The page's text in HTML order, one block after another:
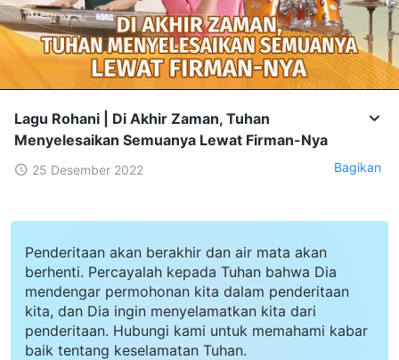
Lagu Rohani | Di Akhir Zaman, Tuhan
Menyelesaikan Semuanya Lewat Firman-Nya
25 Desember 2022 Bagikan
Penderitaan akan berakhir dan air mata akan
berhenti. Percayalah kepada Tuhan bahwa Dia
mendengar permohonan kita dalam penderitaan
kita, dan Dia ingin menyelamatkan kita dari
penderitaan. Hubungi kami untuk memahami kabar
baik tentang keselamatan Tuhan.